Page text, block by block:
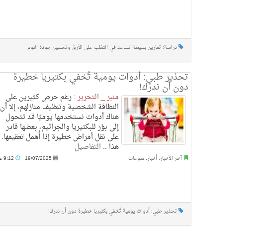
دراسة: تمارين بسيطة تساعد في التغلب على الأرق وتحسين جودة النوم
تحذير طبي: أدوات يومية تُخفي بكتيريا خطيرة
دون أن ندرك!
منبر _ التحرير :رغم حرص كثيرين على
النظافة الشخصية وتنظيف منازلهم، إلا أن
هناك أدوات نستخدمها يوميًا قد تتحول
إلى بؤر للبكتيريا والجراثيم، بعضها قادر
على نقل أمراض خطيرة إذا أُهمل تعقيمها.
هذا .. التفاصيل
آخر الأخبار,أخبار,منوعات 19/07/2025
تحذير طبي: أدوات يومية تُخفي بكتيريا خطيرة دون أن ندرك!